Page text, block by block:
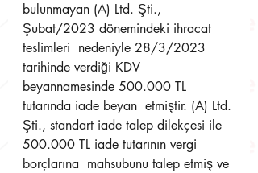
bulunmayan (A) Ltd. Şti.,
Şubat/2023 dönemindeki ihracat
teslimleri  nedeniyle 28/3/2023
tarihinde verdiği KDV
beyannamesinde 500.000 TL
tutarında iade beyan  etmiştir. (A) Ltd.
Şti., standart iade talep dilekçesi ile
500.000 TL iade tutarının vergi
borçlarına  mahsubunu talep etmiş ve